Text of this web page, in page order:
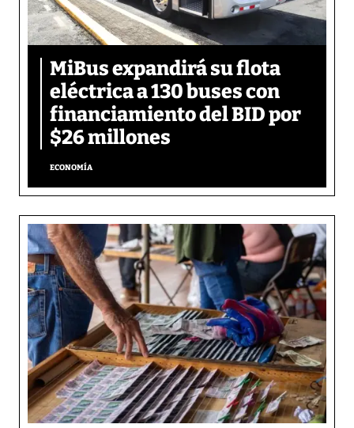
MiBus expandirá su flota
eléctrica a 130 buses con
financiamiento del BID por
$26 millones
ECONOMÍA